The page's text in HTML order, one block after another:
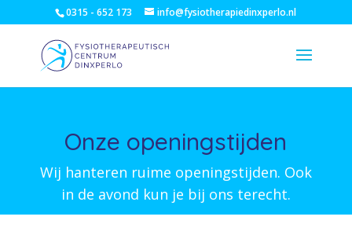
0315 - 652 173 info@fysiotherapiedinxperlo.nl
Onze openingstijden
Wij hanteren ruime openingstijden. Ook
in de avond kun je bij ons terecht.